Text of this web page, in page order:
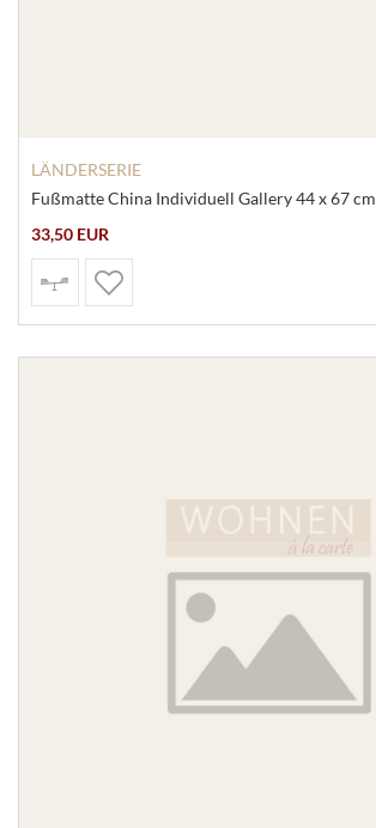
LÄNDERSERIE
Fußmatte China Individuell Gallery 44 x 67 cm
33,50 EUR